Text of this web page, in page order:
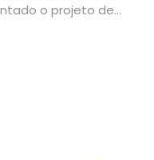
o projeto de